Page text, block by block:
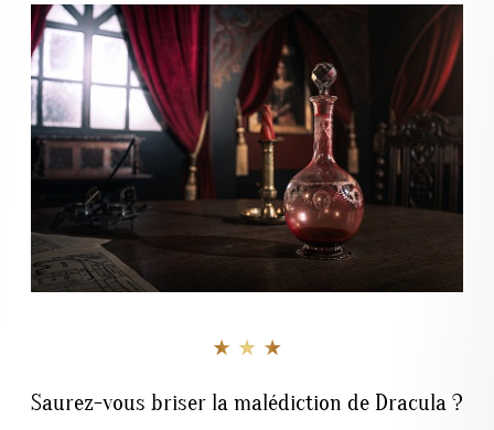
★ ★ ★
Saurez-vous briser la malédiction de Dracula ?